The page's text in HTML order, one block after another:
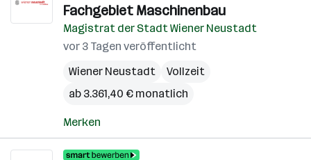
Fachgebiet Maschinenbau
Magistrat der Stadt Wiener Neustadt
vor 3 Tagen veröffentlicht
Wiener Neustadt
Vollzeit
ab 3.361,40 € monatlich
Merken